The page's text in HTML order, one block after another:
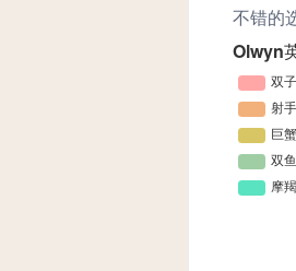
不错的
Olwyn